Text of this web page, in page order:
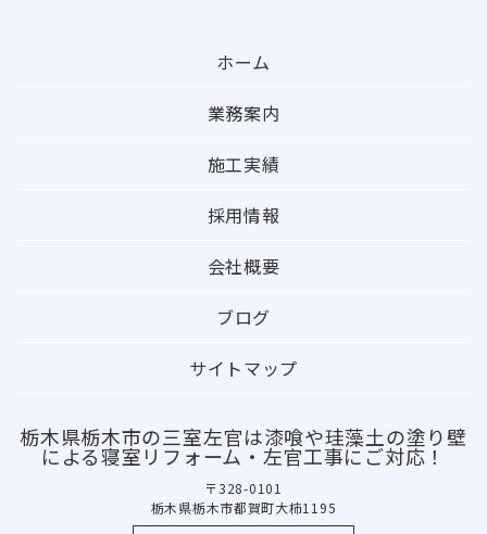
ホーム
業務案内
施工実績
採用情報
会社概要
ブログ
サイトマップ
栃木県栃木市の三室左官は漆喰や珪藻土の塗り壁
による寝室リフォーム・左官工事にご対応！
〒328-0101
栃木県栃木市都賀町大柿1195